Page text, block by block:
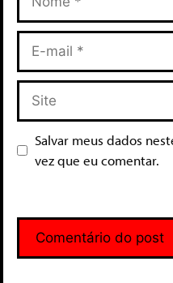
Salvar meus dados
vez que eu comentar.